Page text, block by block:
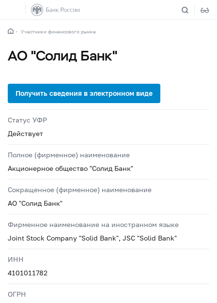
Участники финансового рынка
АО "Солид Банк"
Статус УФР
Действует
Полное (фирменное) наименование
Акционерное общество "Солид Банк"
Сокращенное (фирменное) наименование
АО "Солид Банк"
Фирменное наименование на иностранном языке
Joint Stock Company "Solid Bank", JSC "Solid Bank"
ИНН
4101011782
ОГРН